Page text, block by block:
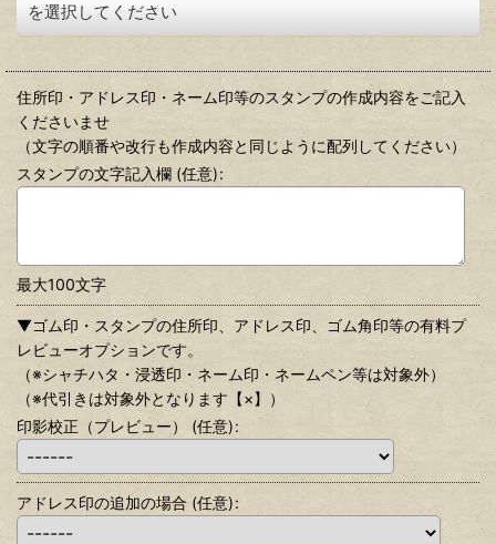
を選択してください
住所印・アドレス印・ネーム印等のスタンプの作成内容をご記入
くださいませ
（文字の順番や改行も作成内容と同じように配列してください）
スタンプの文字記入欄 (任意):
最大100文字
▼ゴム印・スタンプの住所印、アドレス印、ゴム角印等の有料プ
レビューオプションです。
（※シャチハタ・浸透印・ネーム印・ネームペン等は対象外）
（※代引きは対象外となります【×】）
印影校正（プレビュー） (任意):
アドレス印の追加の場合 (任意):